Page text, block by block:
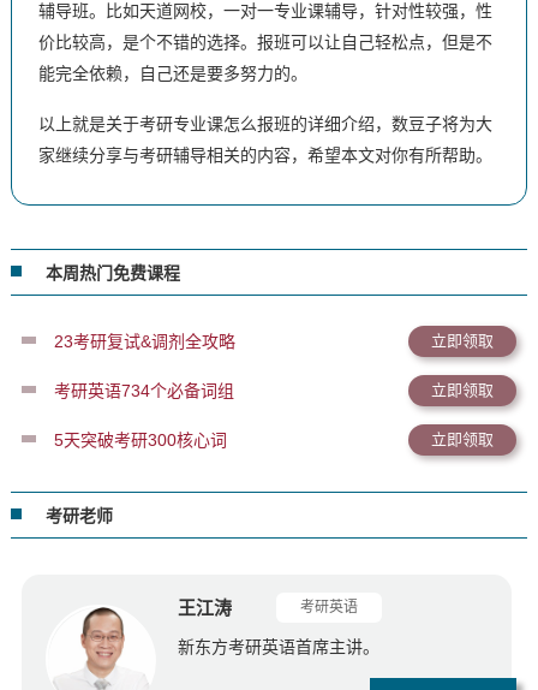
辅导班。比如天道网校，一对一专业课辅导，针对性较强，性
价比较高，是个不错的选择。报班可以让自己轻松点，但是不
能完全依赖，自己还是要多努力的。
以上就是关于考研专业课怎么报班的详细介绍，数豆子将为大
家继续分享与考研辅导相关的内容，希望本文对你有所帮助。
本周热门免费课程
23考研复试&调剂全攻略 立即领取
考研英语734个必备词组 立即领取
5天突破考研300核心词 立即领取
考研老师
王江涛 考研英语
新东方考研英语首席主讲。